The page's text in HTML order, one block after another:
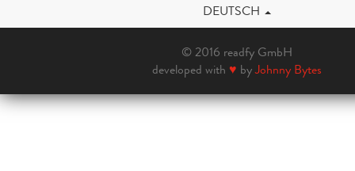
DEUTSCH
© 2016 readfy GmbH
developed with ♥ byJohnny Bytes